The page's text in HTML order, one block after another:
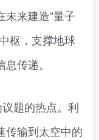
来建造“量子
枢，支撑地球
传递。
题的热点。利
传输到太空中的